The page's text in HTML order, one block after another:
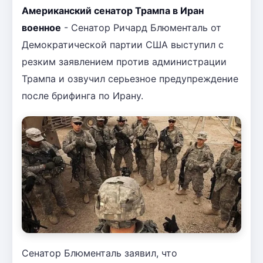
Американский сенатор Трампа в Иран
военное - Сенатор Ричард Блюменталь от
Демократической партии США выступил с
резким заявлением против администрации
Трампа и озвучил серьезное предупреждение
после брифинга по Ирану.
Сенатор Блюменталь заявил, что